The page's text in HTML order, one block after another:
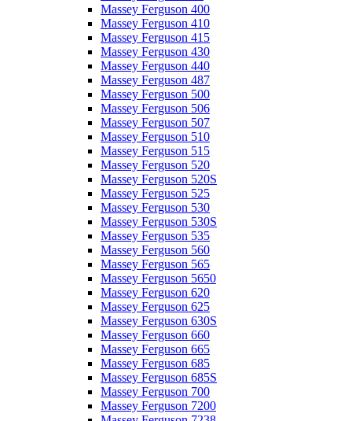
Massey Ferguson 400
Massey Ferguson 410
Massey Ferguson 415
Massey Ferguson 430
Massey Ferguson 440
Massey Ferguson 487
Massey Ferguson 500
Massey Ferguson 506
Massey Ferguson 507
Massey Ferguson 510
Massey Ferguson 515
Massey Ferguson 520
Massey Ferguson 520S
Massey Ferguson 525
Massey Ferguson 530
Massey Ferguson 530S
Massey Ferguson 535
Massey Ferguson 560
Massey Ferguson 565
Massey Ferguson 5650
Massey Ferguson 620
Massey Ferguson 625
Massey Ferguson 630S
Massey Ferguson 660
Massey Ferguson 665
Massey Ferguson 685
Massey Ferguson 685S
Massey Ferguson 700
Massey Ferguson 7200